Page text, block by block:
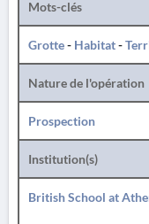
Mots-clés
Grotte- Habitat-
Nature de l'opération
Prospection
Institution(s)
British School at